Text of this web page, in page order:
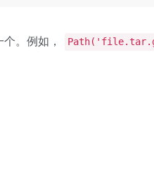
个。例如，